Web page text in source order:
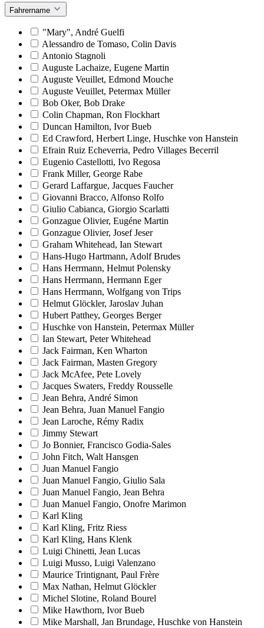
Fahrername
"Mary", André Guelfi
Alessandro de Tomaso, Colin Davis
Antonio Stagnoli
Auguste Lachaize, Eugene Martin
Auguste Veuillet, Edmond Mouche
Auguste Veuillet, Petermax Müller
Bob Oker, Bob Drake
Colin Chapman, Ron Flockhart
Duncan Hamilton, Ivor Bueb
Ed Crawford, Herbert Linge, Huschke von Hanstein
Efrain Ruiz Echeverria, Pedro Villages Becerril
Eugenio Castellotti, Ivo Regosa
Frank Miller, George Rabe
Gerard Laffargue, Jacques Faucher
Giovanni Bracco, Alfonso Rolfo
Giulio Cabianca, Giorgio Scarlatti
Gonzague Olivier, Eugéne Martin
Gonzague Olivier, Josef Jeser
Graham Whitehead, Ian Stewart
Hans-Hugo Hartmann, Adolf Brudes
Hans Herrmann, Helmut Polensky
Hans Herrmann, Hermann Eger
Hans Herrmann, Wolfgang von Trips
Helmut Glöckler, Jaroslav Juhan
Hubert Patthey, Georges Berger
Huschke von Hanstein, Petermax Müller
Ian Stewart, Peter Whitehead
Jack Fairman, Ken Wharton
Jack Fairman, Masten Gregory
Jack McAfee, Pete Lovely
Jacques Swaters, Freddy Rousselle
Jean Behra, André Simon
Jean Behra, Juan Manuel Fangio
Jean Laroche, Rémy Radix
Jimmy Stewart
Jo Bonnier, Francisco Godia-Sales
John Fitch, Walt Hansgen
Juan Manuel Fangio
Juan Manuel Fangio, Giulio Sala
Juan Manuel Fangio, Jean Behra
Juan Manuel Fangio, Onofre Marimon
Karl Kling
Karl Kling, Fritz Riess
Karl Kling, Hans Klenk
Luigi Chinetti, Jean Lucas
Luigi Musso, Luigi Valenzano
Maurice Trintignant, Paul Frère
Max Nathan, Helmut Glöckler
Michel Slotine, Roland Bourel
Mike Hawthorn, Ivor Bueb
Mike Marshall, Jan Brundage, Huschke von Hanstein